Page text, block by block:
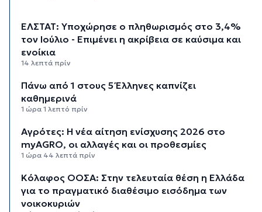
ΕΛΣΤΑΤ: Υποχώρησε ο πληθωρισμός στο 3,4%
τον Ιούλιο - Επιμένει η ακρίβεια σε καύσιμα και
ενοίκια
14 λεπτά πρίν
Πάνω από 1 στους 5 Έλληνες καπνίζει
καθημερινά
1 ώρα 1 λεπτό πρίν
Αγρότες: Η νέα αίτηση ενίσχυσης 2026 στο
myAGRO, οι αλλαγές και οι προθεσμίες
1 ώρα 44 λεπτά πρίν
Κόλαφος ΟΟΣΑ: Στην τελευταία θέση η Ελλάδα
για το πραγματικό διαθέσιμο εισόδημα των
νοικοκυριών